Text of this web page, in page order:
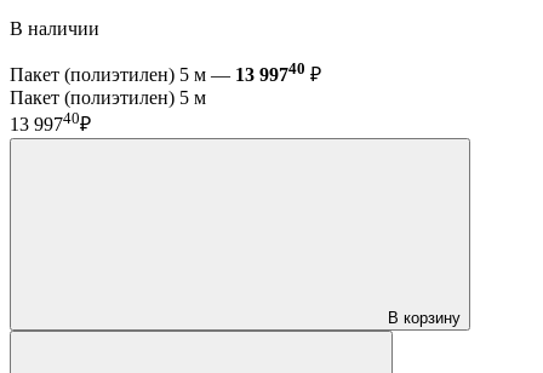
В наличии
Пакет (полиэтилен) 5 м — 13 99740 ₽
Пакет (полиэтилен) 5 м
13 99740₽
В корзину